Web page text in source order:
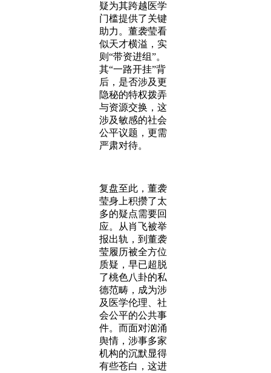
疑为其跨越医学
门槛提供了关键
助力。董袭莹看
似天才横溢，实
则“带资进组”。
其“一路开挂”背
后，是否涉及更
隐秘的特权拨弄
与资源交换，这
涉及敏感的社会
公平议题，更需
严肃对待。
复盘至此，董袭
莹身上积攒了太
多的疑点需要回
应。从肖飞被举
报出轨，到董袭
莹履历被全方位
质疑，早已超脱
了桃色八卦的私
德范畴，成为涉
及医学伦理、社
会公平的公共事
件。而面对汹涌
舆情，涉事多家
机构的沉默显得
有些苍白，这进